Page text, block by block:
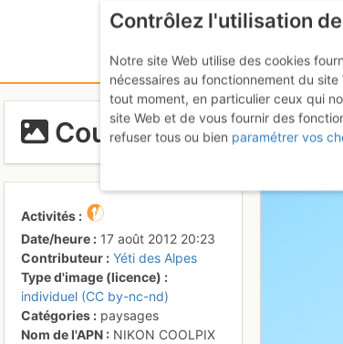
Coucher de soleil sur
Activités
Date/heure
17 août 2012 20:23
Contributeur
Yéti des Alpes
Type d'image (licence)
individuel (CC by-nc-nd)
Catégories
paysages
Nom de l'APN
NIKON COOLPIX
Contrôlez l'utilisation
Notre site Web utilise des cookies
nécessaires au fonctionnement du
tout moment, en particulier ceux qui
site Web et de vous fournir des
refuser tous ou bien paramétrer vos